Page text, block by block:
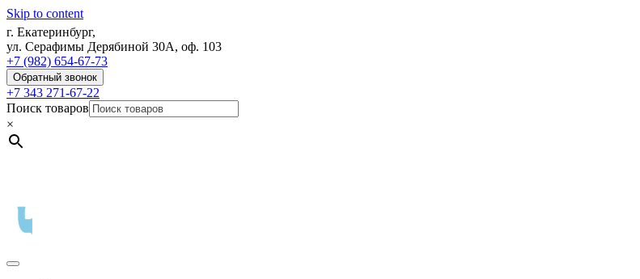
Skip to content
г. Екатеринбург,
ул. Серафимы Дерябиной 30А, оф. 103
+7 (982) 654-67-73
Обратный звонок
+7 343 271-67-22
Поиск товаров
×